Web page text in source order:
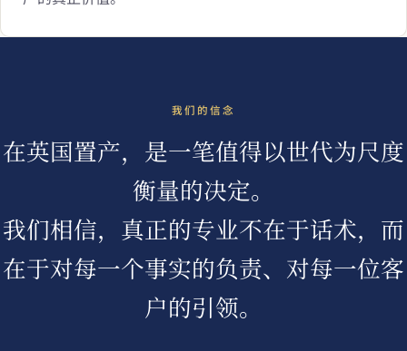
我们的信念
在英国置产，是一笔值得以世代为尺度
衡量的决定。
我们相信，真正的专业不在于话术，而
在于对每一个事实的负责、对每一位客
户的引领。